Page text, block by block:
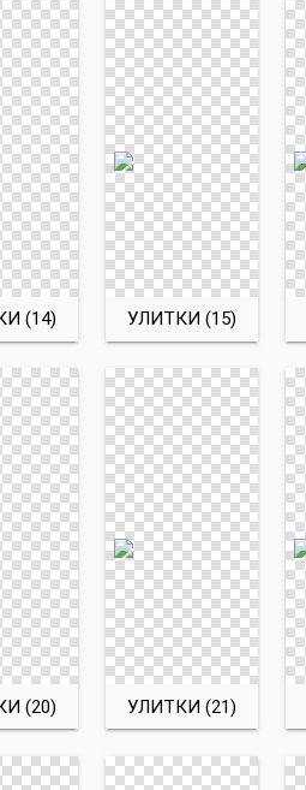
(14) УЛИТКИ (15)
(20) УЛИТКИ (21)